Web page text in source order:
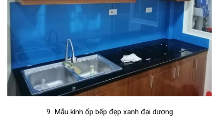
9. Mẫu kính ốp bếp đẹp xanh đại dương